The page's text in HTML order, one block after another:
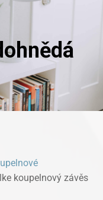
koupelnový závěs